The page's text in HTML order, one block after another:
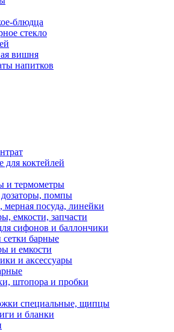
блюдца
стекло
вишня
напитков
для коктейлей
и термометры
помпы
посуда, линейки
емкости, запчасти
сифонов и баллончики
барные
и емкости
и аксессуары
штопора и пробки
специальные, щипцы
и бланки